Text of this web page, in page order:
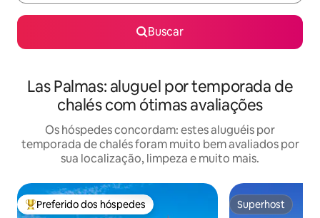
Buscar
Las Palmas: aluguel por temporada de
chalés com ótimas avaliações
Os hóspedes concordam: estes aluguéis por
temporada de chalés foram muito bem avaliados por
sua localização, limpeza e muito mais.
Entre os melhores preferidos dos hóspedes
Preferido dos hóspedes Superhost
Superhost